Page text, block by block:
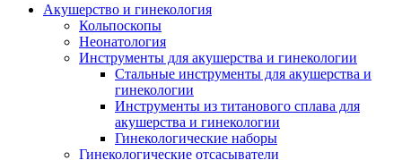
Акушерство и гинекология
Кольпоскопы
Неонатология
Инструменты для акушерства и гинекологии
Стальные инструменты для акушерства и
гинекологии
Инструменты из титанового сплава для
акушерства и гинекологии
Гинекологические наборы
Гинекологические отсасыватели